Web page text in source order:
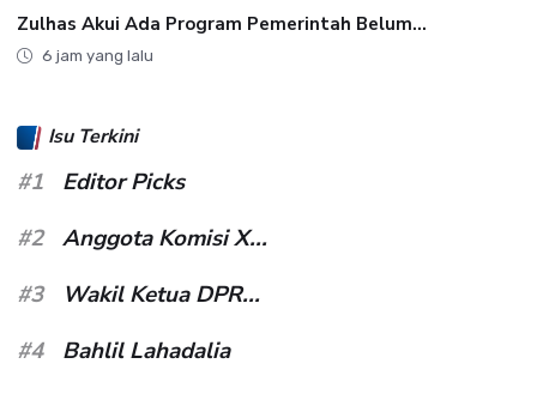
Zulhas Akui Ada Program Pemerintah Belum...
6 jam yang lalu
Isu Terkini
#1
Editor Picks
#2
Anggota Komisi X...
#3
Wakil Ketua DPR...
#4
Bahlil Lahadalia